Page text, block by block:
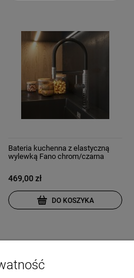
Bateria kuchenna z elastyczną
wylewką Fano chrom/czarna
469,00 zł
DO KOSZYKA